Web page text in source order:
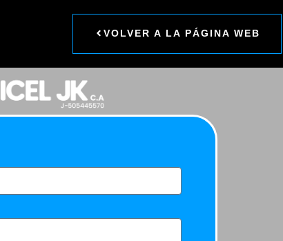
VOLVER A LA PÁGINA WEB